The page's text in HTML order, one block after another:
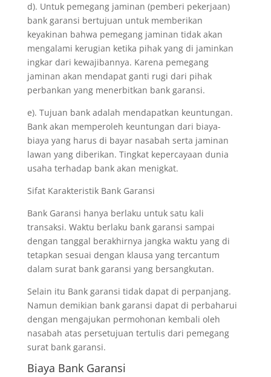
d). Untuk pemegang jaminan (pemberi pekerjaan)
bank garansi bertujuan untuk memberikan
keyakinan bahwa pemegang jaminan tidak akan
mengalami kerugian ketika pihak yang di jaminkan
ingkar dari kewajibannya. Karena pemegang
jaminan akan mendapat ganti rugi dari pihak
perbankan yang menerbitkan bank garansi.
e). Tujuan bank adalah mendapatkan keuntungan.
Bank akan memperoleh keuntungan dari biaya-
biaya yang harus di bayar nasabah serta jaminan
lawan yang diberikan. Tingkat kepercayaan dunia
usaha terhadap bank akan menigkat.
Sifat Karakteristik Bank Garansi
Bank Garansi hanya berlaku untuk satu kali
transaksi. Waktu berlaku bank garansi sampai
dengan tanggal berakhirnya jangka waktu yang di
tetapkan sesuai dengan klausa yang tercantum
dalam surat bank garansi yang bersangkutan.
Selain itu Bank garansi tidak dapat di perpanjang.
Namun demikian bank garansi dapat di perbaharui
dengan mengajukan permohonan kembali oleh
nasabah atas persetujuan tertulis dari pemegang
surat bank garansi.
Biaya Bank Garansi